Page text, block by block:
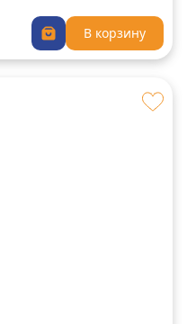
В корзину